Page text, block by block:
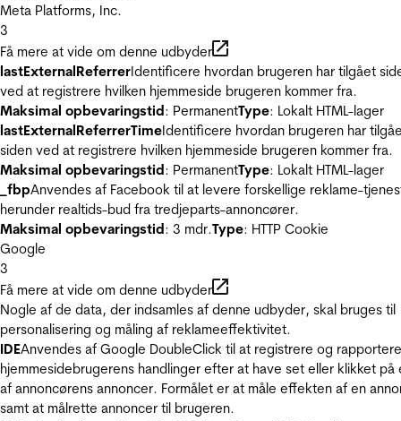
Meta Platforms, Inc.
3
Få mere at vide om denne udbyder
lastExternalReferrerIdentificere hvordan brugeren har tilgået
ved at registrere hvilken hjemmeside brugeren kommer fra.
Maksimal opbevaringstid: PermanentType: Lokalt HTML-lager
lastExternalReferrerTimeIdentificere hvordan brugeren har
siden ved at registrere hvilken hjemmeside brugeren kommer fra.
Maksimal opbevaringstid: PermanentType: Lokalt HTML-lager
_fbpAnvendes af Facebook til at levere forskellige reklame-
herunder realtids-bud fra tredjeparts-annoncører.
Maksimal opbevaringstid: 3 mdr.Type: HTTP Cookie
Google
3
Få mere at vide om denne udbyder
Nogle af de data, der indsamles af denne udbyder, skal bruges til
personalisering og måling af reklameeffektivitet.
IDEAnvendes af Google DoubleClick til at registrere og
hjemmesidebrugerens handlinger efter at have set eller klikket på
af annoncørens annoncer. Formålet er at måle effekten af en
samt at målrette annoncer til brugeren.